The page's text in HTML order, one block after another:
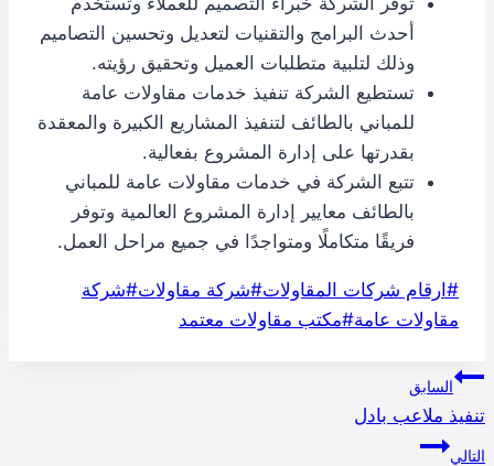
أحدث البرامج والتقنيات لتعديل وتحسين التصاميم
وذلك لتلبية متطلبات العميل وتحقيق رؤيته.
تستطيع الشركة تنفيذ خدمات مقاولات عامة
للمباني بالطائف لتنفيذ المشاريع الكبيرة والمعقدة
بقدرتها على إدارة المشروع بفعالية.
تتبع الشركة في خدمات مقاولات عامة للمباني
بالطائف معايير إدارة المشروع العالمية وتوفر
فريقًا متكاملًا ومتواجدًا في جميع مراحل العمل.
وسوم
المقال:
#ارقام شركات المقاولات#شركة مقاولات#شركة
مقاولات عامة#مكتب مقاولات معتمد
تصفّح
المقالات
السابق
تنفيذ ملاعب بادل
التالي